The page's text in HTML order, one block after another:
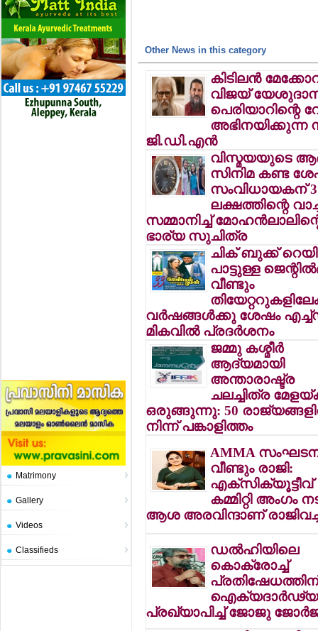
Matrimony
Gallery
Videos
Classifieds
Other News in this category
കിടിലന്‍
വിജയ്
പെരിയാറിന്റെ
അഭിനയിക്കുന്ന
ജി.ഡി.എന്‍
വിസ്മയയുടെ
സിനിമ കണ്ട
സംവിധായകന് 3
ലക്ഷത്തിന്റെ
സമ്മാനിച്ച്
ഭാര്യ സുചിത്ര
ചിക് ബുക്ക്
പാട്ടുള്ള
വീണ്ടും
വര്‍ഷങ്ങള്‍ക്കു ശേഷം
മികവില്‍ പ്രദര്‍ശനം
ജമ്മു കശ്മീര്‍
ആദ്യമായി
അന്താരാഷ്ട്ര
ചലച്ചിത്ര
ഒരുങ്ങുന്നു: 50
നിന്ന് പങ്കാളിത്തം
AMMA
വീണ്ടും രാജി:
എക്‌സിക്യൂട്ടീവ്
കമ്മിറ്റി അംഗം
ആശ അരവിന്ദാണ്
ഡല്‍ഹിയിലെ
കൊക്രോച്ച്
പ്രഖ്യാപിച്ച് ജോജു